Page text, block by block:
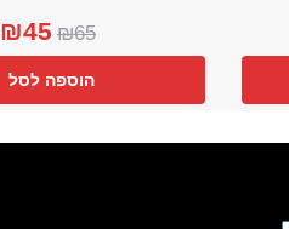
₪65
₪45
הוספה לסל